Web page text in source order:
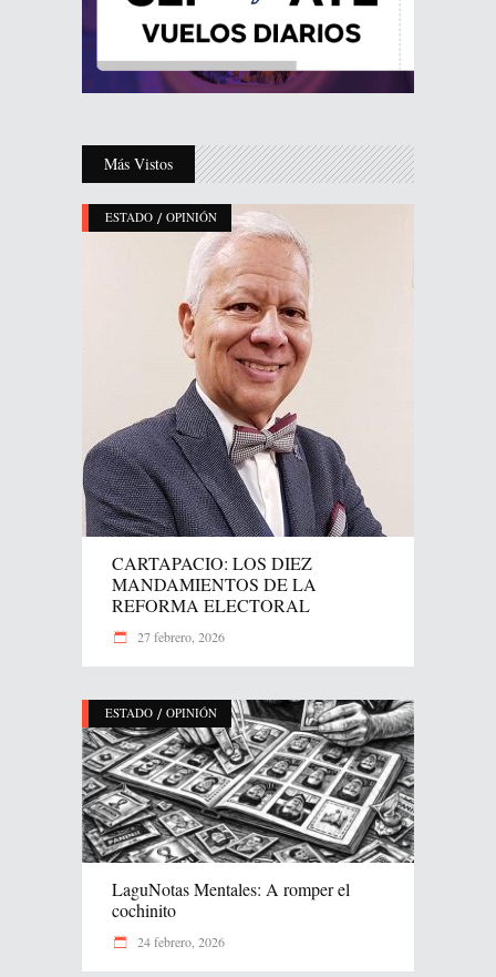
Más Vistos
ESTADO / OPINIÓN
CARTAPACIO: LOS DIEZ
MANDAMIENTOS DE LA
REFORMA ELECTORAL
27 febrero, 2026
ESTADO / OPINIÓN
LaguNotas Mentales: A romper el
cochinito
24 febrero, 2026